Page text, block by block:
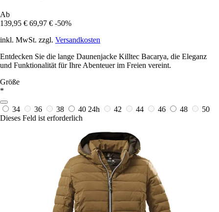
Ab
139,95 € 69,97 € -50%
inkl. MwSt. zzgl. Versandkosten
Entdecken Sie die lange Daunenjacke Killtec Bacarya, die Eleganz
und Funktionalität für Ihre Abenteuer im Freien vereint.
Größe
*
34 36 38 40 24h 42 44 46 48
50
Dieses Feld ist erforderlich